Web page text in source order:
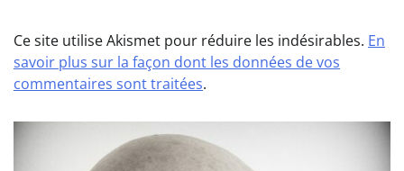
Ce site utilise Akismet pour réduire les indésirables. En
savoir plus sur la façon dont les données de vos
commentaires sont traitées.